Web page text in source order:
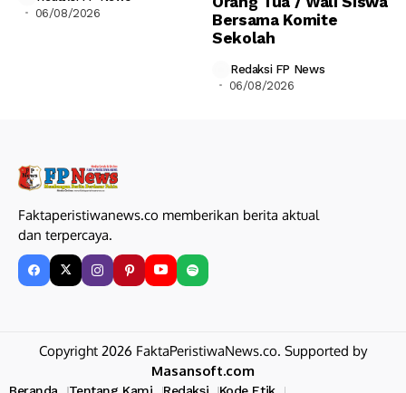
06/08/2026
Bersama Komite
Sekolah
Redaksi FP News
06/08/2026
Faktaperistiwanews.co memberikan berita aktual
dan terpercaya.
Copyright 2026 FaktaPeristiwaNews.co. Supported by
Masansoft.com